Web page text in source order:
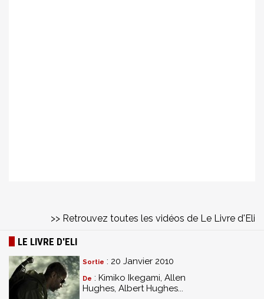
>> Retrouvez toutes les vidéos de Le Livre d'Eli
LE LIVRE D'ELI
Sortie : 20 Janvier 2010
De : Kimiko Ikegami, Allen
Hughes, Albert Hughes...